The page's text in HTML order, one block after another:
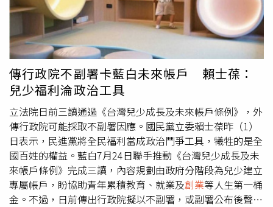
而言，新車車商的貸款業務多半會與銀行配合，中古車商則
較常選擇與金融公司配合。但消費者較少知道的是，不管是
購買新車或中古車，消費者都可以指定自己想要配合的銀
行。陽信銀行目前提供新車貸款、中古車貸款及原車融資等
多元產品，貸款期間最長可達84期，並清楚揭露貸款利率、
總費用年百分率（APR）、相關手續費及提前清償規定，協
助消費者在申辦前充分了解整體成本，而不是只比較表面的
利率數字。另一方面，陽信銀行也與國內眾多汽車經銷體系
建立長期合作關係，從案件受理、文件準備到交車流程，都
累積豐富經驗，讓效率與服務兼顧。張經理表示：「我們一
直相信，車貸不是一筆交易，而是一段關係的開始。客戶今
天因為買車與陽信建立往來，未來可能還有房貸、理財、企
業融資等不同需求，因此我們希望建立的是長期信任，而不
是一次性的貸款服務。」即使同樣屬於銀行系統，從地方金
期待。・處女座（工作運、健康運）處女座八月在工作上表
現亮眼，效率提升、細節掌握度高，容易獲得主管信任或客
戶肯定。許多原本混亂的事情開始回到正軌。健康運也逐漸
改善，適合調整作息、飲食與運動習慣。只要願意照顧自
己，精神與體力都會比前幾個月穩定許多。・天秤座（桃花
運、人際運）天秤座八月的人氣非常高，社交活動增加，也
容易在朋友聚會、合作場合或社群平臺認識新物件。你的親
和力與魅力都特別突出。人際運也很旺，容易得到朋友支持
與貴人協助。很多好機會都是透過人脈而來，保持開放心態
會有意想不到的收穫。・天蠍座（事業運、心靈運）天蠍座
八月在事業上有突破機會，適合升遷、轉職、接觸新領域，
或重新規劃職涯方向。你的專業能力會被更多人看見。心靈
運也是本月亮點，你開始更瞭解自己真正想要的是什麼，很
多過去放不下的事情逐漸釋懷，內在力量明顯提升。・射手
少忠實粉絲支持。父子倆今年6月初才剛在東京舉行《爆
笑！親子模仿演唱會》，兩人賣力獻唱38首歌曲，結合良太
郎精湛的歌藝與清水章幽默風趣的表演風格，現場掌聲與笑
聲不斷。這場精采演出成為他重返舞台的代表作之一，如今
這場演出，也成了外界追憶他的珍貴畫面。。◎勇敢求救並
非弱者，您的痛苦有人願意傾聽，請撥打1995◎如果您覺
得痛苦、似乎沒有出路，您並不孤單，請撥打1925
傳行政院不副署卡藍白未來帳戶 賴士葆：
兒少福利淪政治工具
立法院日前三讀通過《台灣兒少成長及未來帳戶條例》，外
傳行政院可能採取不副署因應。國民黨立委賴士葆昨（1）
日表示，民進黨將全民福利當成政治鬥爭工具，犧牲的是全
國百姓的權益。藍白7月24日聯手推動《台灣兒少成長及未
來帳戶條例》完成三讀，內容規劃由政府分階段為兒少建立
專屬帳戶，盼協助青年累積教育、就業及創業等人生第一桶
金。不過，日前傳出行政院擬以不副署，或副署公布後聲請